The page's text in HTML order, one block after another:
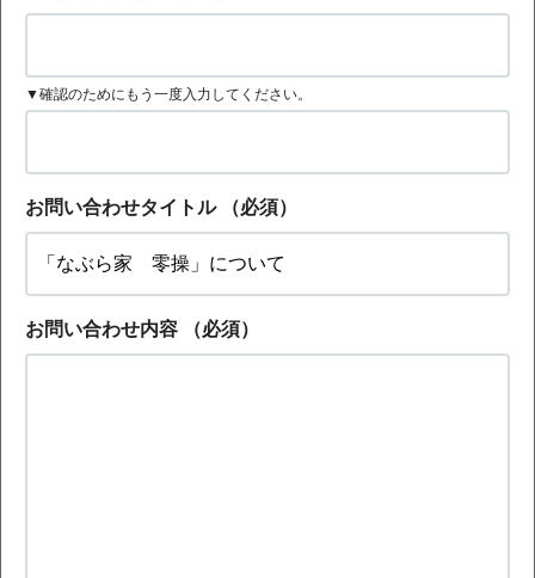
▼確認のためにもう一度入力してください。
お問い合わせタイトル （必須）
お問い合わせ内容 （必須）